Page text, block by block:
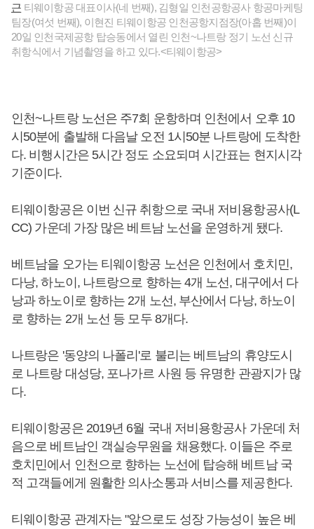
근 티웨이항공 대표이사(네 번째), 김형일 인천공항공사 항공마케팅
팀장(여섯 번째), 이현진 티웨이항공 인천공항지점장(아홉 번째)이
20일 인천국제공항 탑승동에서 열린 인천~나트랑 정기 노선 신규
취항식에서 기념촬영을 하고 있다.<티웨이항공>
인천~나트랑 노선은 주7회 운항하며 인천에서 오후 10
시50분에 출발해 다음날 오전 1시50분 나트랑에 도착한
다. 비행시간은 5시간 정도 소요되며 시간표는 현지시각
기준이다.
티웨이항공은 이번 신규 취항으로 국내 저비용항공사(L
CC) 가운데 가장 많은 베트남 노선을 운영하게 됐다.
베트남을 오가는 티웨이항공 노선은 인천에서 호치민,
다낭, 하노이, 나트랑으로 향하는 4개 노선, 대구에서 다
낭과 하노이로 향하는 2개 노선, 부산에서 다낭, 하노이
로 향하는 2개 노선 등 모두 8개다.
나트랑은 '동양의 나폴리'로 불리는 베트남의 휴양도시
로 나트랑 대성당, 포나가르 사원 등 유명한 관광지가 많
다.
티웨이항공은 2019년 6월 국내 저비용항공사 가운데 처
음으로 베트남인 객실승무원을 채용했다. 이들은 주로
호치민에서 인천으로 향하는 노선에 탑승해 베트남 국
적 고객들에게 원활한 의사소통과 서비스를 제공한다.
티웨이항공 관계자는 "앞으로도 성장 가능성이 높은 베